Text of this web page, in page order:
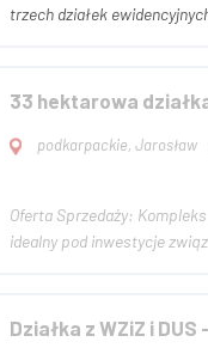
trzech działek
33 hektarowa
podkarpackie, Jarosław
Oferta Sprzedaży: Kompleks
idealny pod inwestycje
Działka z WZiZ i